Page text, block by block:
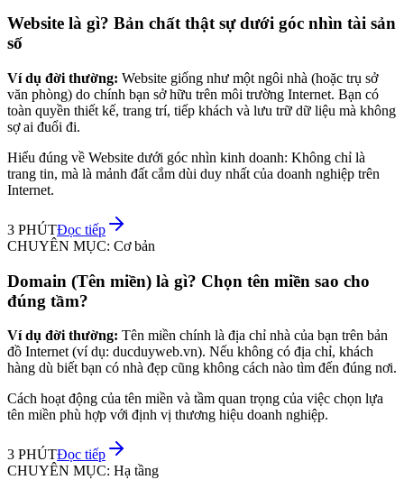
Website là gì? Bản chất thật sự dưới góc nhìn tài sản
số
Ví dụ đời thường: Website giống như một ngôi nhà (hoặc trụ sở
văn phòng) do chính bạn sở hữu trên môi trường Internet. Bạn có
toàn quyền thiết kế, trang trí, tiếp khách và lưu trữ dữ liệu mà không
sợ ai đuổi đi.
Hiểu đúng về Website dưới góc nhìn kinh doanh: Không chỉ là
trang tin, mà là mảnh đất cắm dùi duy nhất của doanh nghiệp trên
Internet.
3 PHÚTĐọc tiếp
CHUYÊN MỤC: Cơ bản
Domain (Tên miền) là gì? Chọn tên miền sao cho
đúng tầm?
Ví dụ đời thường: Tên miền chính là địa chỉ nhà của bạn trên bản
đồ Internet (ví dụ: ducduyweb.vn). Nếu không có địa chỉ, khách
hàng dù biết bạn có nhà đẹp cũng không cách nào tìm đến đúng nơi.
Cách hoạt động của tên miền và tầm quan trọng của việc chọn lựa
tên miền phù hợp với định vị thương hiệu doanh nghiệp.
3 PHÚTĐọc tiếp
CHUYÊN MỤC: Hạ tầng